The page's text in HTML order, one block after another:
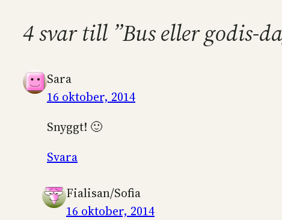
4 svar till ”Bus eller godis-
Sara
16 oktober, 2014
Snyggt! 🙂
Svara
Fialisan/Sofia
16 oktober, 2014